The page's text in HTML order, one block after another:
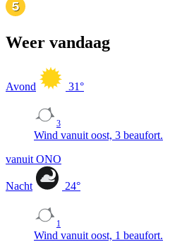
Weer vandaag
Avond 31°
3
Wind vanuit oost, 3 beaufort.
vanuit ONO
Nacht 24°
1
Wind vanuit oost, 1 beaufort.